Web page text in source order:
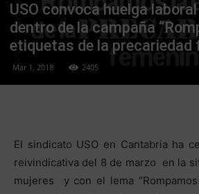
USO convoca huelga
dentro de la campaña
etiquetas de la precariedad
Mar 1, 2018 2405
El sindicato USO en Cantabria ha
reivindicativa del 8 de marzo en la
mujeres y con el lema